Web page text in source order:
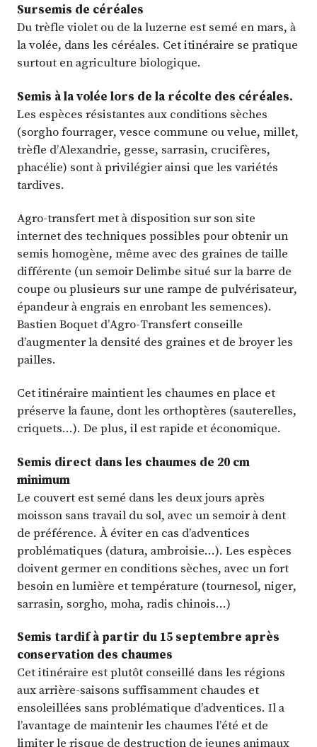
Sursemis de céréales
Du trèfle violet ou de la luzerne est semé en mars, à
la volée, dans les céréales. Cet itinéraire se pratique
surtout en agriculture biologique.
Semis à la volée lors de la récolte des céréales.
Les espèces résistantes aux conditions sèches
(sorgho fourrager, vesce commune ou velue, millet,
trèfle d’Alexandrie, gesse, sarrasin, crucifères,
phacélie) sont à privilégier ainsi que les variétés
tardives.
Agro-transfert met à disposition sur son site
internet des techniques possibles pour obtenir un
semis homogène, même avec des graines de taille
différente (un semoir Delimbe situé sur la barre de
coupe ou plusieurs sur une rampe de pulvérisateur,
épandeur à engrais en enrobant les semences).
Bastien Boquet d’Agro-Transfert conseille
d’augmenter la densité des graines et de broyer les
pailles.
Cet itinéraire maintient les chaumes en place et
préserve la faune, dont les orthoptères (sauterelles,
criquets…). De plus, il est rapide et économique.
Semis direct dans les chaumes de 20 cm
minimum
Le couvert est semé dans les deux jours après
moisson sans travail du sol, avec un semoir à dent
de préférence. À éviter en cas d’adventices
problématiques (datura, ambroisie…). Les espèces
doivent germer en conditions sèches, avec un fort
besoin en lumière et température (tournesol, niger,
sarrasin, sorgho, moha, radis chinois…)
Semis tardif à partir du 15 septembre après
conservation des chaumes
Cet itinéraire est plutôt conseillé dans les régions
aux arrière-saisons suffisamment chaudes et
ensoleillées sans problématique d’adventices. Il a
l’avantage de maintenir les chaumes l’été et de
limiter le risque de destruction de jeunes animaux